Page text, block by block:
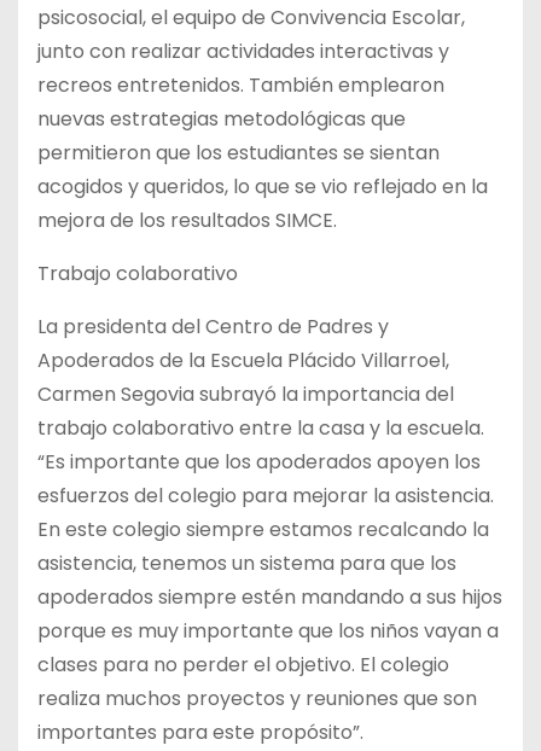
psicosocial, el equipo de Convivencia Escolar,
junto con realizar actividades interactivas y
recreos entretenidos. También emplearon
nuevas estrategias metodológicas que
permitieron que los estudiantes se sientan
acogidos y queridos, lo que se vio reflejado en la
mejora de los resultados SIMCE.
Trabajo colaborativo
La presidenta del Centro de Padres y
Apoderados de la Escuela Plácido Villarroel,
Carmen Segovia subrayó la importancia del
trabajo colaborativo entre la casa y la escuela.
“Es importante que los apoderados apoyen los
esfuerzos del colegio para mejorar la asistencia.
En este colegio siempre estamos recalcando la
asistencia, tenemos un sistema para que los
apoderados siempre estén mandando a sus hijos
porque es muy importante que los niños vayan a
clases para no perder el objetivo. El colegio
realiza muchos proyectos y reuniones que son
importantes para este propósito”.